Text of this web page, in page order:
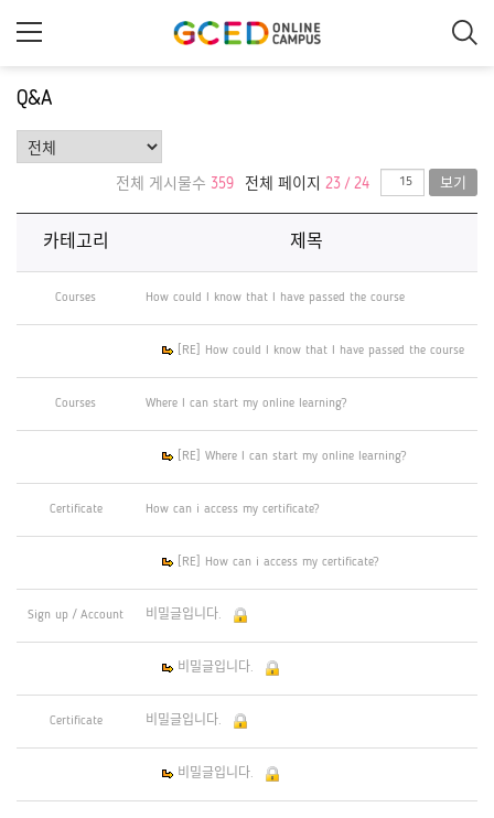
Q&A
전체 게시물수 359 전체 페이지 23 / 24 보기
카테고리 제목
Courses How could I know that I have passed the course
[RE] How could I know that I have passed the course
Courses Where I can start my online learning?
[RE] Where I can start my online learning?
Certificate How can i access my certificate?
[RE] How can i access my certificate?
Sign up / Account 비밀글입니다.
비밀글입니다.
Certificate 비밀글입니다.
비밀글입니다.